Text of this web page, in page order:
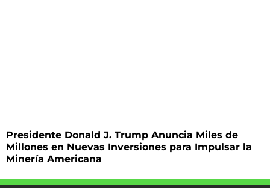
Presidente Donald J. Trump Anuncia Miles de
Millones en Nuevas Inversiones para Impulsar la
Minería Americana